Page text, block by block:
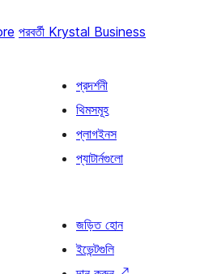
পরবর্তী Krystal Business
প্রদর্শনী
থিমসমূহ
প্লাগইনস
প্যাটার্নগুলো
জড়িত হোন
ইভেন্টগুলি